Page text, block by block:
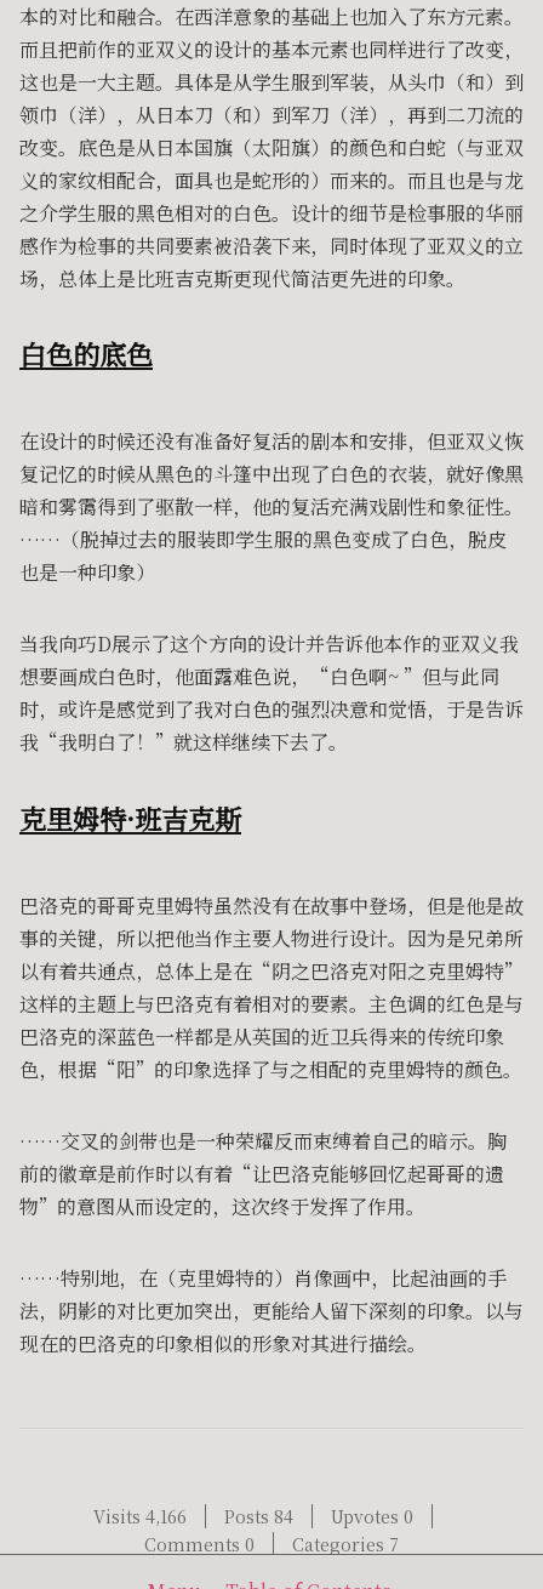
本的对比和融合。在西洋意象的基础上也加入了东方元素。
而且把前作的亚双义的设计的基本元素也同样进行了改变，
这也是一大主题。具体是从学生服到军装，从头巾（和）到
领巾（洋），从日本刀（和）到军刀（洋），再到二刀流的
改变。底色是从日本国旗（太阳旗）的颜色和白蛇（与亚双
义的家纹相配合，面具也是蛇形的）而来的。而且也是与龙
之介学生服的黑色相对的白色。设计的细节是检事服的华丽
感作为检事的共同要素被沿袭下来，同时体现了亚双义的立
场，总体上是比班吉克斯更现代简洁更先进的印象。
白色的底色
在设计的时候还没有准备好复活的剧本和安排，但亚双义恢
复记忆的时候从黑色的斗篷中出现了白色的衣装，就好像黑
暗和雾霭得到了驱散一样，他的复活充满戏剧性和象征性。
……（脱掉过去的服装即学生服的黑色变成了白色，脱皮
也是一种印象）
当我向巧D展示了这个方向的设计并告诉他本作的亚双义我
想要画成白色时，他面露难色说，“白色啊~ ”但与此同
时，或许是感觉到了我对白色的强烈决意和觉悟，于是告诉
我“我明白了！”就这样继续下去了。
克里姆特·班吉克斯
巴洛克的哥哥克里姆特虽然没有在故事中登场，但是他是故
事的关键，所以把他当作主要人物进行设计。因为是兄弟所
以有着共通点，总体上是在“阴之巴洛克对阳之克里姆特”
这样的主题上与巴洛克有着相对的要素。主色调的红色是与
巴洛克的深蓝色一样都是从英国的近卫兵得来的传统印象
色，根据“阳”的印象选择了与之相配的克里姆特的颜色。
……交叉的剑带也是一种荣耀反而束缚着自己的暗示。胸
前的徽章是前作时以有着“让巴洛克能够回忆起哥哥的遗
物”的意图从而设定的，这次终于发挥了作用。
……特别地，在（克里姆特的）肖像画中，比起油画的手
法，阴影的对比更加突出，更能给人留下深刻的印象。以与
现在的巴洛克的印象相似的形象对其进行描绘。
Visits 4,166 Posts 84
Upvotes 0
Comments 0
Categories 7